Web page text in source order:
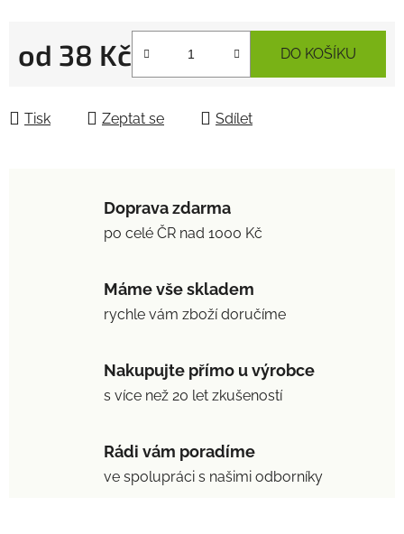
od 38 Kč DO KOŠÍKU
Tisk Zeptat se Sdílet
Doprava zdarma
po celé ČR nad 1000 Kč
Máme vše skladem
rychle vám zboží doručíme
Nakupujte přímo u výrobce
s více než 20 let zkušeností
Rádi vám poradíme
ve spolupráci s našimi odborníky